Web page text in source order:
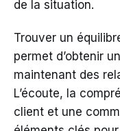
de la situation.
Trouver un
permet d’obtenir
maintenant des
L’écoute, la
client et une